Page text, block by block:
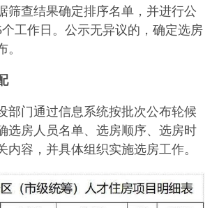
筛查结果确定排序名单，并进行公
工作日。公示无异议的，确定选房
部门通过信息系统按批次公布轮候
选房人员名单、选房顺序、选房时
内容，并具体组织实施选房工作。